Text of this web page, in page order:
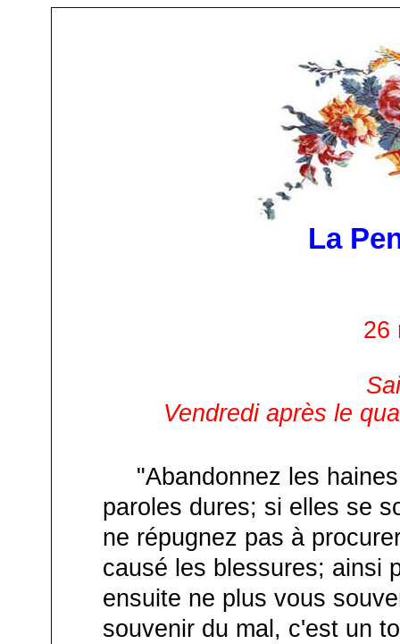
La
26
Vendredi après le
"Abandonnez les
paroles dures; si elles se
ne répugnez pas à
causé les blessures; ainsi
ensuite ne plus vous
souvenir du mal, c'est un